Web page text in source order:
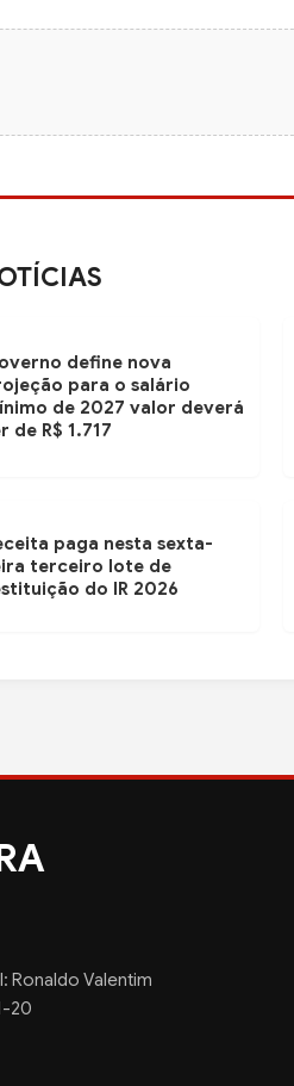
define nova
para o salário
de 2027 valor deverá
de R$ 1.717
paga nesta sexta-
terceiro lote de
do IR 2026
Ronaldo Valentim
20